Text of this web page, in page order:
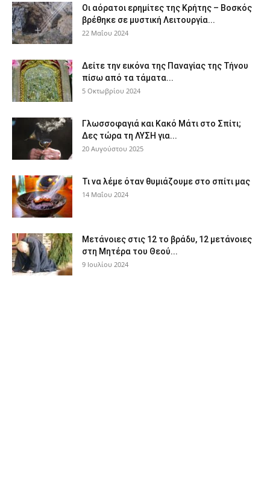
Οι αόρατοι ερημίτες της Κρήτης – Βοσκός
βρέθηκε σε μυστική Λειτουργία...
22 Μαΐου 2024
Δείτε την εικόνα της Παναγίας της Τήνου
πίσω από τα τάματα...
5 Οκτωβρίου 2024
Γλωσσοφαγιά και Κακό Μάτι στο Σπίτι;
Δες τώρα τη ΛΥΣΗ για...
20 Αυγούστου 2025
Τι να λέμε όταν θυμιάζουμε στο σπίτι μας
14 Μαΐου 2024
Μετάνοιες στις 12 το βράδυ, 12 μετάνοιες
στη Μητέρα του Θεού...
9 Ιουλίου 2024